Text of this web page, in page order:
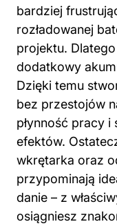
bardziej
rozładowanej
projektu.
dodatkowy
Dzięki temu
bez przestojów
płynność pracy
efektów.
wkrętarka oraz
przypominają
danie – z
osiągniesz